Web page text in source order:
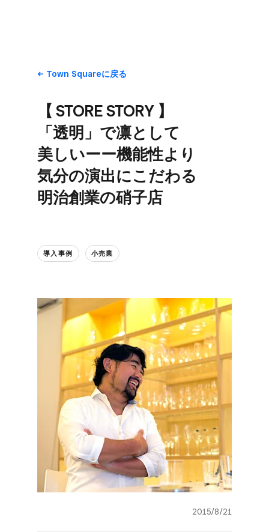
Town Squareに​戻る
【 STORE STORY 】​
「透明」で​凛と​して​
美しいーー​機能性より​
気分の​演出に​こだわる​
明治創業の​硝子店
導入事例 小売業
2015/8/21